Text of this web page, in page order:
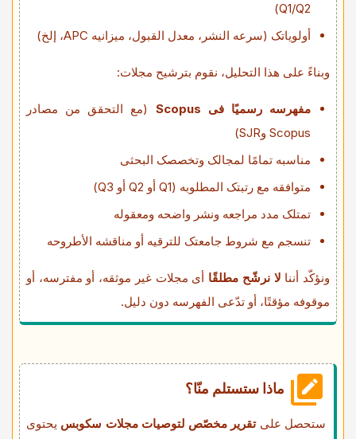
Q1/Q2)
أولویاتک (سرعه النشر، معدل القبول، میزانیه APC، إلخ)
وبناءً على هذا التحلیل، نقوم بترشیح مجلات:
مفهرسه رسمیًا فی Scopus
(مع التحقق من مصادر
Scopus وSJR)
مناسبه تمامًا لمجالک وتخصصک البحثی
متوافقه مع رتبتک المطلوبه (Q1 أو Q2 أو Q3)
تمتلک مدد مراجعه ونشر واضحه ومعقوله
تنسجم مع شروط جامعتک للترقیه أو مناقشه الأطروحه
ونؤکّد أننا لا نرشّح مطلقًا أی مجلات غیر موثقه، أو مفترسه، أو
موقوفه مؤقتًا، أو تدّعی الفهرسه دون دلیل.
ماذا ستستلم منّا؟
ستحصل علىتقریر مخصّص لتوصیات مجلات سکوبس یحتوی